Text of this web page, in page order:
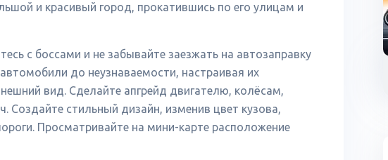
и красивый город, прокатившись по его улицам и
с боссами и не забывайте заезжать на автозаправку
до неузнаваемости, настраивая их
вид. Сделайте апгрейд двигателю, колёсам,
Создайте стильный дизайн, изменив цвет кузова,
Просматривайте на мини-карте расположение